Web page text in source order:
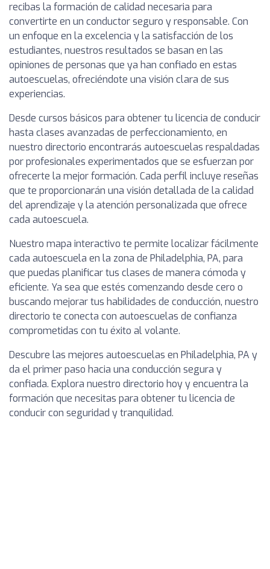
recibas la formación de calidad necesaria para
convertirte en un conductor seguro y responsable. Con
un enfoque en la excelencia y la satisfacción de los
estudiantes, nuestros resultados se basan en las
opiniones de personas que ya han confiado en estas
autoescuelas, ofreciéndote una visión clara de sus
experiencias.
Desde cursos básicos para obtener tu licencia de conducir
hasta clases avanzadas de perfeccionamiento, en
nuestro directorio encontrarás autoescuelas respaldadas
por profesionales experimentados que se esfuerzan por
ofrecerte la mejor formación. Cada perfil incluye reseñas
que te proporcionarán una visión detallada de la calidad
del aprendizaje y la atención personalizada que ofrece
cada autoescuela.
Nuestro mapa interactivo te permite localizar fácilmente
cada autoescuela en la zona de Philadelphia, PA, para
que puedas planificar tus clases de manera cómoda y
eficiente. Ya sea que estés comenzando desde cero o
buscando mejorar tus habilidades de conducción, nuestro
directorio te conecta con autoescuelas de confianza
comprometidas con tu éxito al volante.
Descubre las mejores autoescuelas en Philadelphia, PA y
da el primer paso hacia una conducción segura y
confiada. Explora nuestro directorio hoy y encuentra la
formación que necesitas para obtener tu licencia de
conducir con seguridad y tranquilidad.